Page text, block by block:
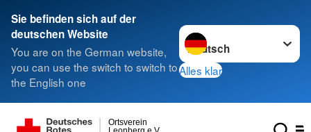
Sie befinden sich auf der
deutschen Website
You are on the German website,
you can use the switch to switch to
the English one
Sprache wechseln zu
Alles klar
Ortsverein